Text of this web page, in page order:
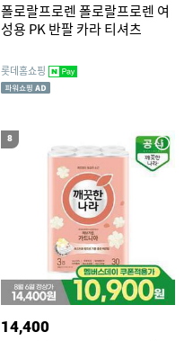
폴로랄프로렌 폴로랄프로렌 여
성용 PK 반팔 카라 티셔츠
롯데홈쇼핑
8
14,400